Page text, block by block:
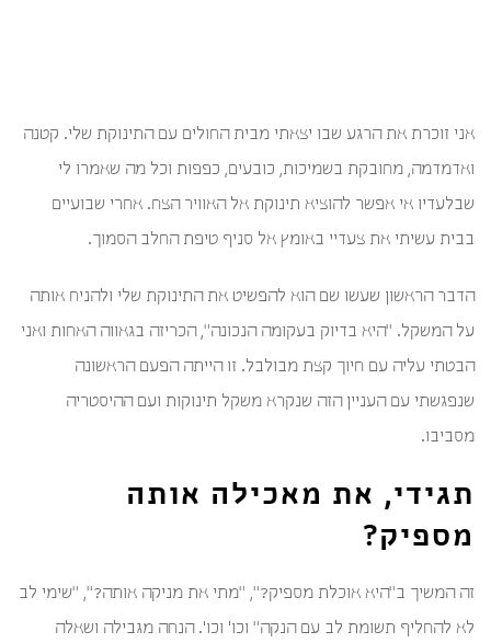
אני זוכרת את הרגע שבו יצאתי מבית החולים עם התינוקת שלי. קטנה
ואדמדמה, מחובקת בשמיכות, כובעים, כפפות וכל מה שאמרו לי
שבלעדיו אי אפשר להוציא תינוקת אל האוויר הצח. אחרי שבועיים
בבית עשיתי את צעדיי באומץ אל סניף טיפת החלב הסמוך.
הדבר הראשון שעשו שם הוא להפשיט את התינוקת שלי ולהניח אותה
על המשקל. "היא בדיוק בעקומה הנכונה", הכריזה בגאווה האחות ואני
הבטתי עליה עם חיוך קצת מבולבל. זו הייתה הפעם הראשונה
שנפגשתי עם העניין הזה שנקרא משקל תינוקות ועם ההיסטריה
מסביבו.
תגידי, את מאכילה אותה
מספיק?
זה המשיך ב"היא אוכלת מספיק?", "מתי את מניקה אותה?", "שימי לב
לא להחליף תשומת לב עם הנקה" וכו' וכו'. הנחה מגבילה ושאלה